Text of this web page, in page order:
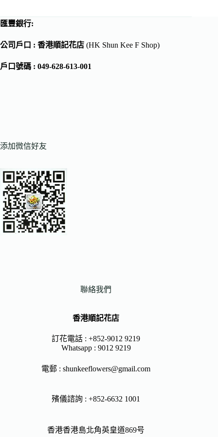
匯豐銀行:
公司戶口 : 香港順記花店 (HK Shun Kee F Shop)
戶口號碼 : 049-628-613-001
添加微信好友
聯絡我們
香港順記花店
訂花電話 : +852-9012 9219
Whatsapp : 9012 9219
電郵 :shunkeeflowers@gmail.com
殯儀諮詢 : +852-6632 1001
香港香港島北角英皇道869号